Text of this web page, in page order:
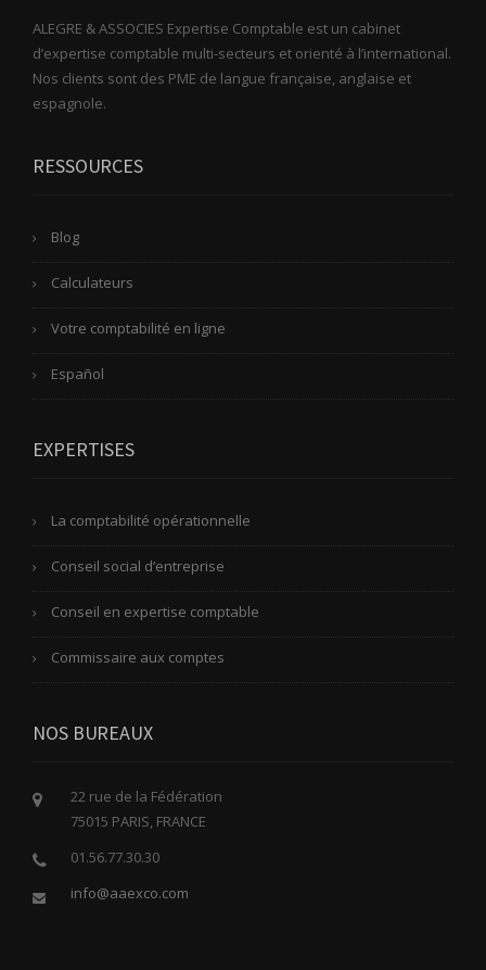
ALEGRE & ASSOCIES Expertise Comptable est un cabinet
d’expertise comptable multi-secteurs et orienté à l’international.
Nos clients sont des PME de langue française, anglaise et
espagnole.
RESSOURCES
Blog
Calculateurs
Votre comptabilité en ligne
Español
EXPERTISES
La comptabilité opérationnelle
Conseil social d’entreprise
Conseil en expertise comptable
Commissaire aux comptes
NOS BUREAUX
22 rue de la Fédération
75015 PARIS, FRANCE
01.56.77.30.30
info@aaexco.com